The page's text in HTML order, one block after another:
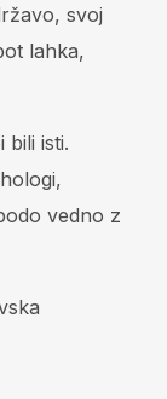
svoj
lahka,
bili isti.
vedno z